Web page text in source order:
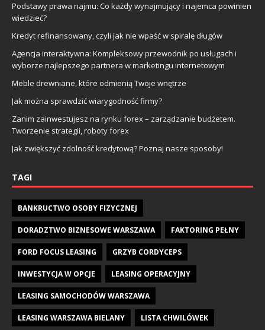
Podstawy prawa najmu: Co każdy wynajmujący i najemca powinien
wiedzieć?
Kredyt refinansowany, czyli jak nie wpaść w spiralę długów
Agencja interaktywna: Kompleksowy przewodnik po usługach i
wyborze najlepszego partnera w marketingu internetowym
Meble drewniane, które odmienią Twoje wnętrze
Jak można sprawdzić wiarygodność firmy?
Zanim zainwestujesz na rynku forex – zarządzanie budżetem.
Tworzenie strategii, roboty forex
Jak zwiększyć zdolność kredytową? Poznaj nasze sposoby!
TAGI
BANKRUCTWO OSOBY FIZYCZNEJ
DORADZTWO BIZNESOWE WARSZAWA FAKTORING PEŁNY
FORD FOCUS LEASING GRZYB CORDYCEPS
INWESTYCJA W OPCJE LEASING OPERACYJNY
LEASING SAMOCHODÓW WARSZAWA
LEASING WARSZAWA BIELANY LISTA CHWILÓWEK